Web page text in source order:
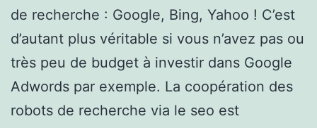
de recherche : Google, Bing, Yahoo ! C’est
d’autant plus véritable si vous n’avez pas ou
très peu de budget à investir dans Google
Adwords par exemple. La coopération des
robots de recherche via le seo est